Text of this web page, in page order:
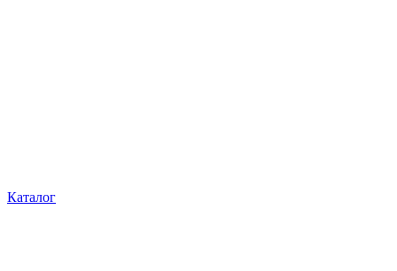
Каталог